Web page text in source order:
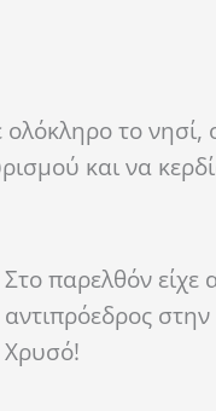
το νησί,
και να
Στο παρελθόν είχε
αντιπρόεδρος
Χρυσό!